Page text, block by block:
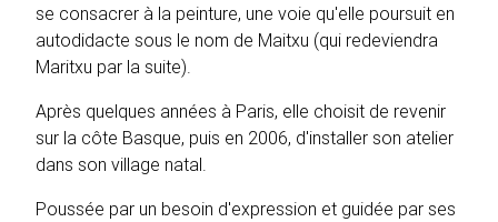
se consacrer à la peinture, une voie qu'elle poursuit en
autodidacte sous le nom de Maitxu (qui redeviendra
Maritxu par la suite).
Après quelques années à Paris, elle choisit de revenir
sur la côte Basque, puis en 2006, d'installer son atelier
dans son village natal.
Poussée par un besoin d'expression et guidée par ses